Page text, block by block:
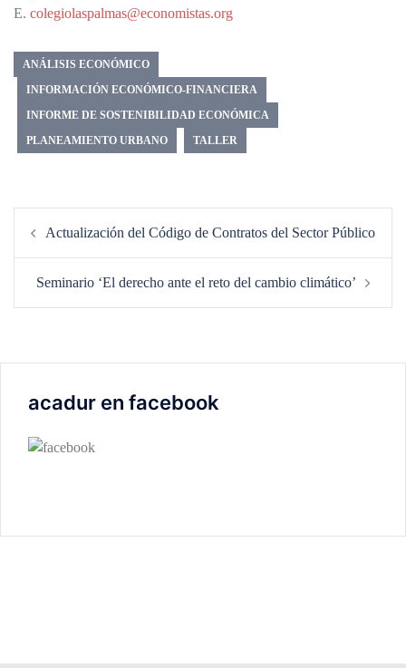
E. colegiolaspalmas@economistas.org
ANÁLISIS ECONÓMICO
INFORMACIÓN ECONÓMICO-FINANCIERA
INFORME DE SOSTENIBILIDAD ECONÓMICA
PLANEAMIENTO URBANO
TALLER
de
Actualización del Código de Contratos del Sector Público
Seminario ‘El derecho ante el reto del cambio climático’
acadur en facebook